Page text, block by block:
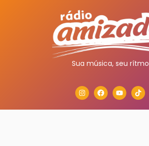
Sua música, seu rítmo